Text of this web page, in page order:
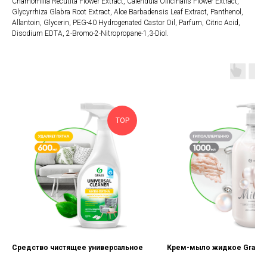
Glycyrrhiza Glabra Root Extract, Aloe Barbadensis Leaf Extract, Panthenol,
Allantoin, Glycerin, PEG-40 Hydrogenated Castor Oil, Parfum, Citric Acid,
Disodium EDTA, 2-Bromo-2-Nitropropane-1,3-Diol.
TOP
Средство чистящее универсальное Крем-мыло жидкое Grass